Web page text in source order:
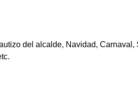
del alcalde, Navidad, Carnaval,